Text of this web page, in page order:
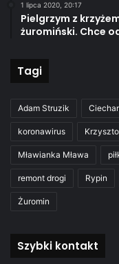
1 lipca 2020, 20:17
Pielgrzym z
żuromiński. Chce
Tagi
Adam Struzik
koronawirus
Mławianka Mława
remont drogi Rypin
Żuromin
Szybki kontakt